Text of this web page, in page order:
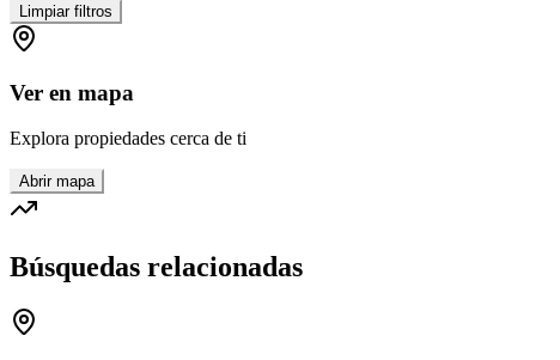
Limpiar filtros
Ver en mapa
Explora propiedades cerca de ti
Abrir mapa
Búsquedas relacionadas